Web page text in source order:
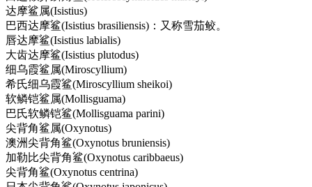
达摩鲨属(Isistius)
巴西达摩鲨(Isistius brasiliensis)：又称雪茄鲛。
唇达摩鲨(Isistius labialis)
大齿达摩鲨(Isistius plutodus)
细乌霞鲨属(Miroscyllium)
希氏细乌霞鲨(Miroscyllium sheikoi)
软鳞铠鲨属(Mollisguama)
巴氏软鳞铠鲨(Mollisguama parini)
尖背角鲨属(Oxynotus)
澳洲尖背角鲨(Oxynotus bruniensis)
加勒比尖背角鲨(Oxynotus caribbaeus)
尖背角鲨(Oxynotus centrina)